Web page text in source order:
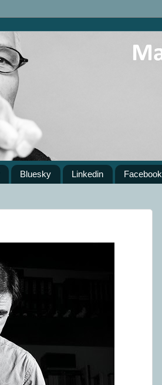
Bluesky Linkedin Facebook